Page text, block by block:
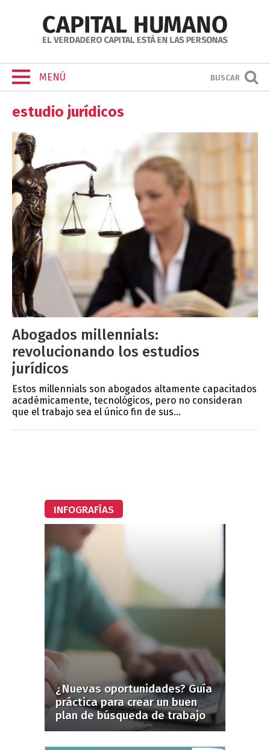
MENÚ BUSCAR
estudio jurídicos
Abogados millennials:
revolucionando los estudios
jurídicos
Estos millennials son abogados altamente capacitados
académicamente, tecnológicos, pero no consideran
que el trabajo sea el único fin de sus...
INFOGRAFÍAS
¿Nuevas oportunidades? Guía
práctica para crear un buen
plan de búsqueda de trabajo